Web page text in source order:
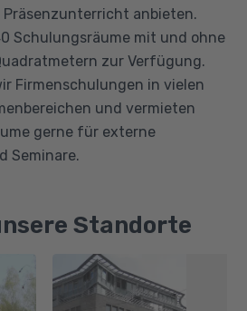
anbieten.
Schulungsräume mit und ohne
zur Verfügung.
Firmenschulungen in vielen
und vermieten
gerne für externe
Seminare.
Standorte